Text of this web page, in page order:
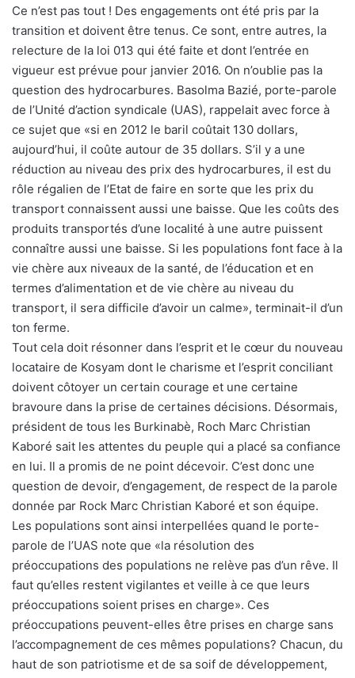
Ce n’est pas tout ! Des engagements ont été pris par la
transition et doivent être tenus. Ce sont, entre autres, la
relecture de la loi 013 qui été faite et dont l’entrée en
vigueur est prévue pour janvier 2016. On n’oublie pas la
question des hydrocarbures. Basolma Bazié, porte-parole
de l’Unité d’action syndicale (UAS), rappelait avec force à
ce sujet que «si en 2012 le baril coûtait 130 dollars,
aujourd’hui, il coûte autour de 35 dollars. S’il y a une
réduction au niveau des prix des hydrocarbures, il est du
rôle régalien de l’Etat de faire en sorte que les prix du
transport connaissent aussi une baisse. Que les coûts des
produits transportés d’une localité à une autre puissent
connaître aussi une baisse. Si les populations font face à la
vie chère aux niveaux de la santé, de l’éducation et en
termes d’alimentation et de vie chère au niveau du
transport, il sera difficile d’avoir un calme», terminait-il d’un
ton ferme.
Tout cela doit résonner dans l’esprit et le cœur du nouveau
locataire de Kosyam dont le charisme et l’esprit conciliant
doivent côtoyer un certain courage et une certaine
bravoure dans la prise de certaines décisions. Désormais,
président de tous les Burkinabè, Roch Marc Christian
Kaboré sait les attentes du peuple qui a placé sa confiance
en lui. Il a promis de ne point décevoir. C’est donc une
question de devoir, d’engagement, de respect de la parole
donnée par Rock Marc Christian Kaboré et son équipe.
Les populations sont ainsi interpellées quand le porte-
parole de l’UAS note que «la résolution des
préoccupations des populations ne relève pas d’un rêve. Il
faut qu’elles restent vigilantes et veille à ce que leurs
préoccupations soient prises en charge». Ces
préoccupations peuvent-elles être prises en charge sans
l’accompagnement de ces mêmes populations? Chacun, du
haut de son patriotisme et de sa soif de développement,